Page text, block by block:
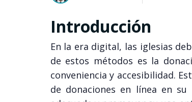
Introducción
En la era digital, las iglesias
de estos métodos es la
conveniencia y accesibilidad.
de donaciones en línea en